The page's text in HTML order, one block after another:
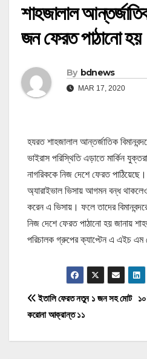
শাহজালাল
জন ফেরত পাঠানো হয়
By bdnews
MAR 17, 2020
হযরত শাহজালাল আন্তর্জাতিক
ভাইরাস পরিস্থিতি এড়াতে মার্কিন
নাগরিককে নিজ দেশে ফেরত
অ্যারাইভাল ভিসায় আগমন বন্ধ
করেন এ ভিসায়। ফলে তাদের
নিজ দেশে ফেরত পাঠানো হয় জানায়
পরিচালক গ্রুপের ক্যাপ্টেন এ এইচ
Pইতালি ফেরত নতুন ১ জন সহ মোট
করোনা আক্রান্ত ১১